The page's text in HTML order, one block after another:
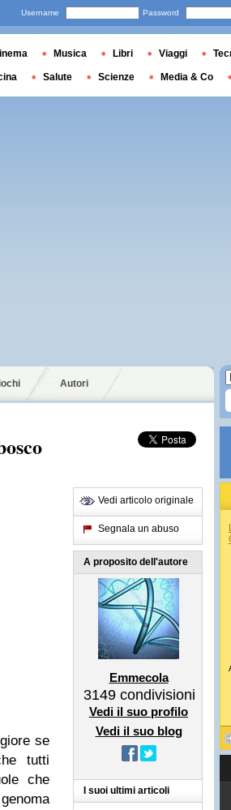
Autori
se
tutti
che
Vedi articolo originale
Segnala un abuso
A proposito dell'autore
Emmecola
3149 condivisioni
Vedi il suo profilo
Vedi il suo blog
I suoi ultimi articoli
Username Password
Musica Libri Viaggi
Salute Scienze Media & Co